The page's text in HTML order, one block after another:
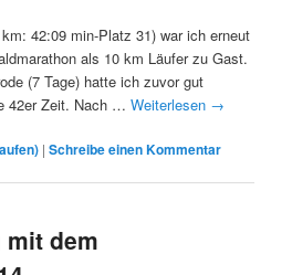
42:09 min-Platz 31) war ich erneut
als 10 km Läufer zu Gast.
(7 Tage) hatte ich zuvor gut
42er Zeit. Nach …Weiterlesen →
|Schreibe einen Kommentar
dem